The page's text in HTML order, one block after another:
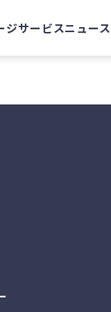
ジサービスニュース